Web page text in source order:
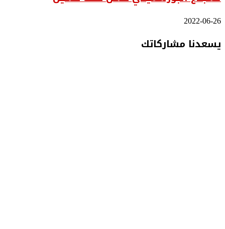
2022-06-26
يسعدنا مشاركاتك